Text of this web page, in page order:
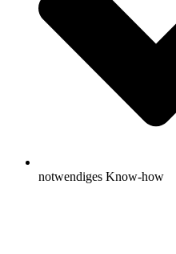
notwendiges Know-how